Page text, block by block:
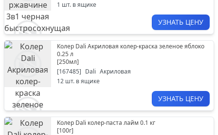
1 шт. в ящике
УЗНАТЬ ЦЕНУ
Колер Dali Акриловая колер-краска зеленое яблоко
0.25 л
[250мл]
[167485] Dali Акриловая
12 шт. в ящике
УЗНАТЬ ЦЕНУ
Колер Dali колер-паста лайм 0.1 кг
[100г]